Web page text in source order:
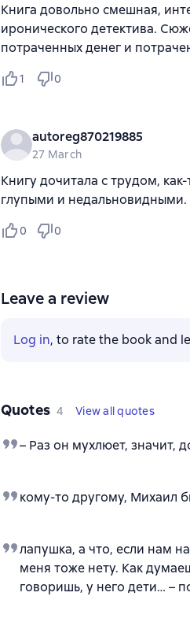
Книга довольно смешная,
иронического детектива.
потраченных денег и
1 0
autoreg870219885
27 March
Книгу дочитала с трудом,
глупыми и недальновидными.
0 0
Leave a review
Log in, to rate the book and
Quotes 4 View all quotes
– Раз он мухлюет, значит,
кому-то другому, Михаил
лапушка, а что, если нам
меня тоже нету. Как
говоришь, у него дети… –